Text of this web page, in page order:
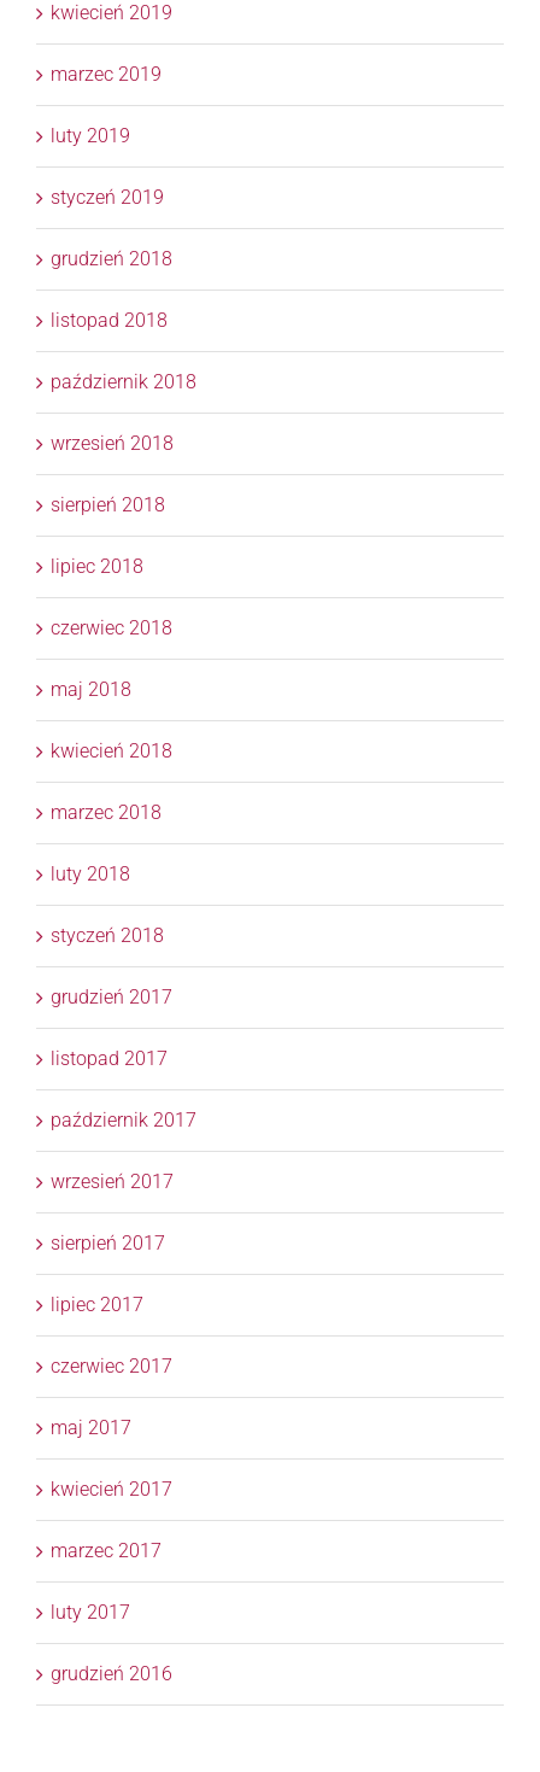
kwiecień 2019
marzec 2019
luty 2019
styczeń 2019
grudzień 2018
listopad 2018
październik 2018
wrzesień 2018
sierpień 2018
lipiec 2018
czerwiec 2018
maj 2018
kwiecień 2018
marzec 2018
luty 2018
styczeń 2018
grudzień 2017
listopad 2017
październik 2017
wrzesień 2017
sierpień 2017
lipiec 2017
czerwiec 2017
maj 2017
kwiecień 2017
marzec 2017
luty 2017
grudzień 2016